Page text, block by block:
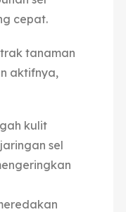
cepat.
tanaman
aktifnya,
kulit
sel